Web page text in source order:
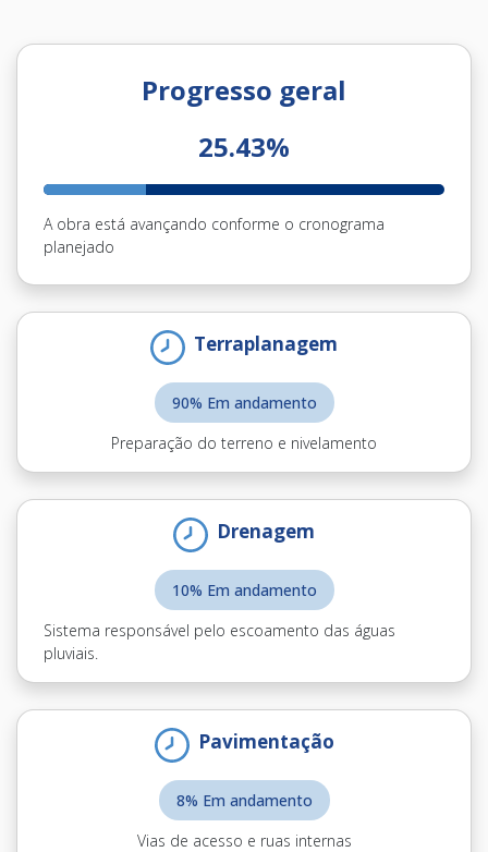
Progresso geral
25.43%
A obra está avançando conforme o cronograma
planejado
Terraplanagem
90% Em andamento
Preparação do terreno e nivelamento
Drenagem
10% Em andamento
Sistema responsável pelo escoamento das águas
pluviais.
Pavimentação
8% Em andamento
Vias de acesso e ruas internas